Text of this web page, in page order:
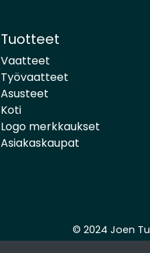
Tuotteet
Vaatteet
Työvaatteet
Asusteet
Koti
Logo merkkaukset
Asiakaskaupat
© 2024 Joen